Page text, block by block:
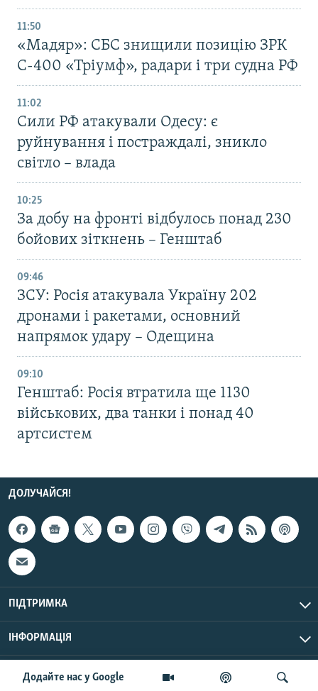
Додайте нас у Google
11:50
«Мадяр»: СБС знищили позицію ЗРК
С-400 «Тріумф», радари і три судна РФ
11:02
Сили РФ атакували Одесу: є
руйнування і постраждалі, зникло
світло – влада
10:25
За добу на фронті відбулось понад 230
бойових зіткнень – Генштаб
09:46
ЗСУ: Росія атакувала Україну 202
дронами і ракетами, основний
напрямок удару – Одещина
09:10
Генштаб: Росія втратила ще 1130
військових, два танки і понад 40
артсистем
ДОЛУЧАЙСЯ!
ПІДТРИМКА
ІНФОРМАЦІЯ
© Радіо Свобода, 2026 | Усі права застережено.
UTC+3